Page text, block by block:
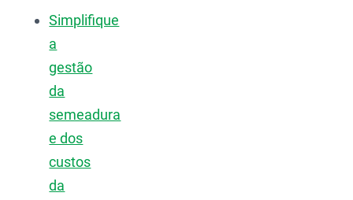
Simplifique
a
gestão
da
semeadura
e dos
custos
da